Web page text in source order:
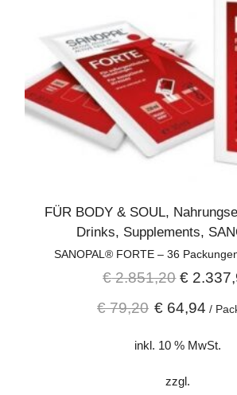
FÜR BODY & SOUL,
Drinks, Supplements,
SANOPAL® FORTE – 36
€2.851,20 €
€79,20 €64,94 /
inkl. 10 % MwSt.
zzgl.